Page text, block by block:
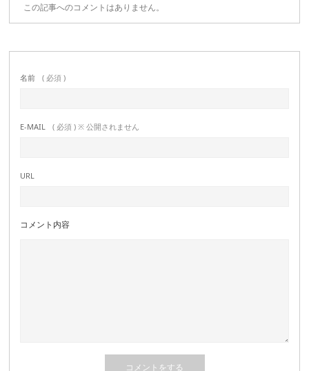
この記事へのコメントはありません。
名前 ( 必須 )
E-MAIL ( 必須 ) ※ 公開されません
URL
コメント内容